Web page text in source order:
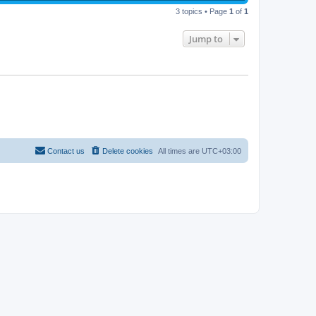
s
i
t
3 topics • Page 1 of 1
Jump to
All times are UTC+03:00
Delete cookies
Contact us